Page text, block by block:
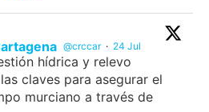
@crccar · 24 Jul
hídrica y relevo
claves para asegurar el
murciano a través de